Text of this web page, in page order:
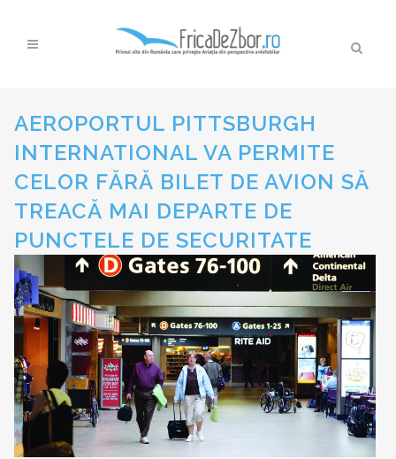
AEROPORTUL PITTSBURGH
INTERNATIONAL VA PERMITE
CELOR FĂRĂ BILET DE AVION SĂ
TREACĂ MAI DEPARTE DE
PUNCTELE DE SECURITATE